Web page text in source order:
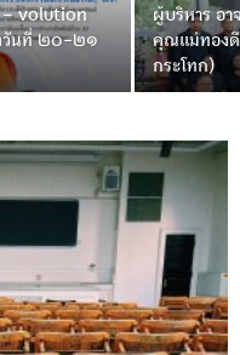
– volution
งวันที่ ๒๐-๒๑
ผู้บริหาร อา
คุณแม่ทองดี
กระโทก)